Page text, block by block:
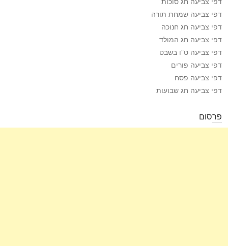
דפי צביעה שמחת תורה
דפי צביעה חג חנוכה
דפי צביעה חג המולד
דפי צביעה ט”ו בשבט
דפי צביעה פורים
דפי צביעה פסח
דפי צביעה חג שבועות
פרסום